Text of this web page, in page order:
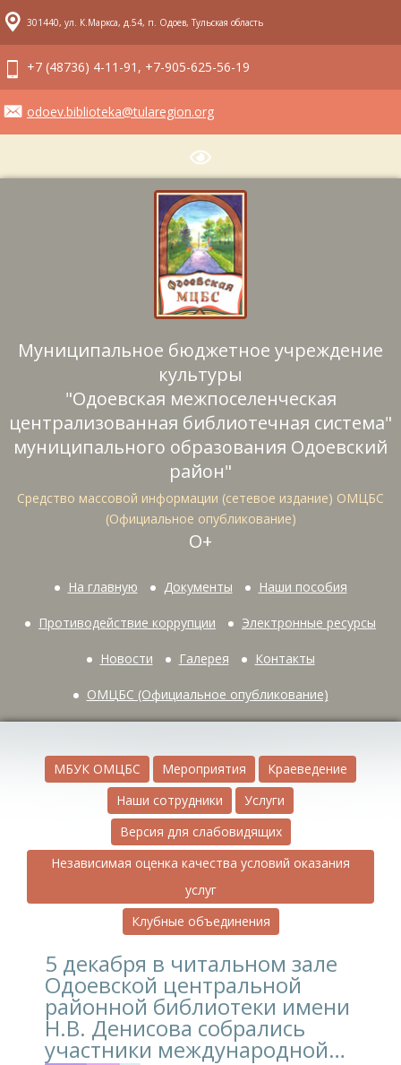
301440, ул. К.Маркса, д.54, п. Одоев, Тульская область
+7 (48736) 4-11-91, +7-905-625-56-19
odoev.biblioteka@tularegion.org
Муниципальное бюджетное учреждение
культуры
"Одоевская межпоселенческая
централизованная библиотечная система"
муниципального образования Одоевский
район"
Средство массовой информации (сетевое издание) ОМЦБС
(Официальное опубликование)
О+
На главную Документы Наши пособия
Противодействие коррупции Электронные ресурсы
Новости Галерея Контакты
ОМЦБС (Официальное опубликование)
МБУК ОМЦБС Мероприятия
Краеведение
Наши сотрудники
Услуги
Версия для слабовидящих
Независимая оценка качества условий оказания
услуг
Клубные объединения
5 декабря в читальном зале
Одоевской центральной
районной библиотеки имени
Н.В. Денисова собрались
участники международной…